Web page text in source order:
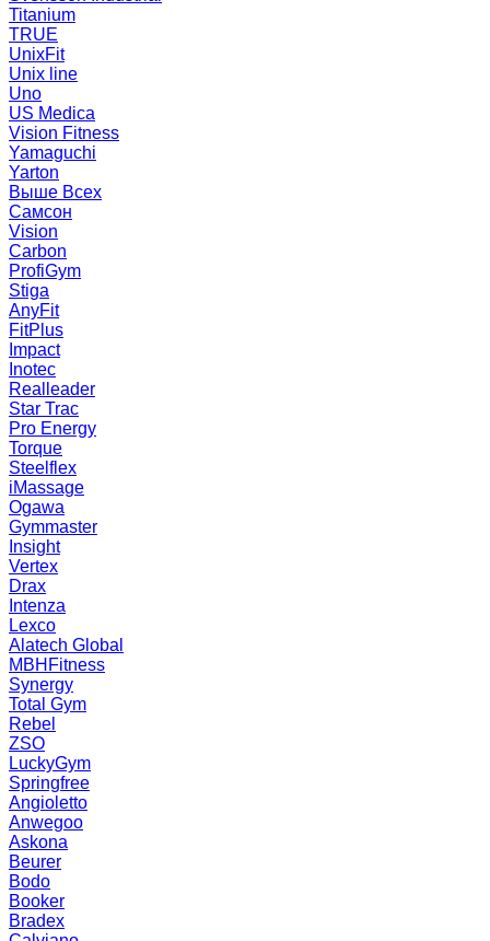
Titanium
TRUE
UnixFit
Unix line
Uno
US Medica
Vision Fitness
Yamaguchi
Yarton
Выше Всех
Самсон
Vision
Carbon
ProfiGym
Stiga
AnyFit
FitPlus
Impact
Inotec
Realleader
Star Trac
Pro Energy
Torque
Steelflex
iMassage
Ogawa
Gymmaster
Insight
Vertex
Drax
Intenza
Lexco
Alatech Global
MBHFitness
Synergy
Total Gym
Rebel
ZSO
LuckyGym
Springfree
Angioletto
Anwegoo
Askona
Beurer
Bodo
Booker
Bradex